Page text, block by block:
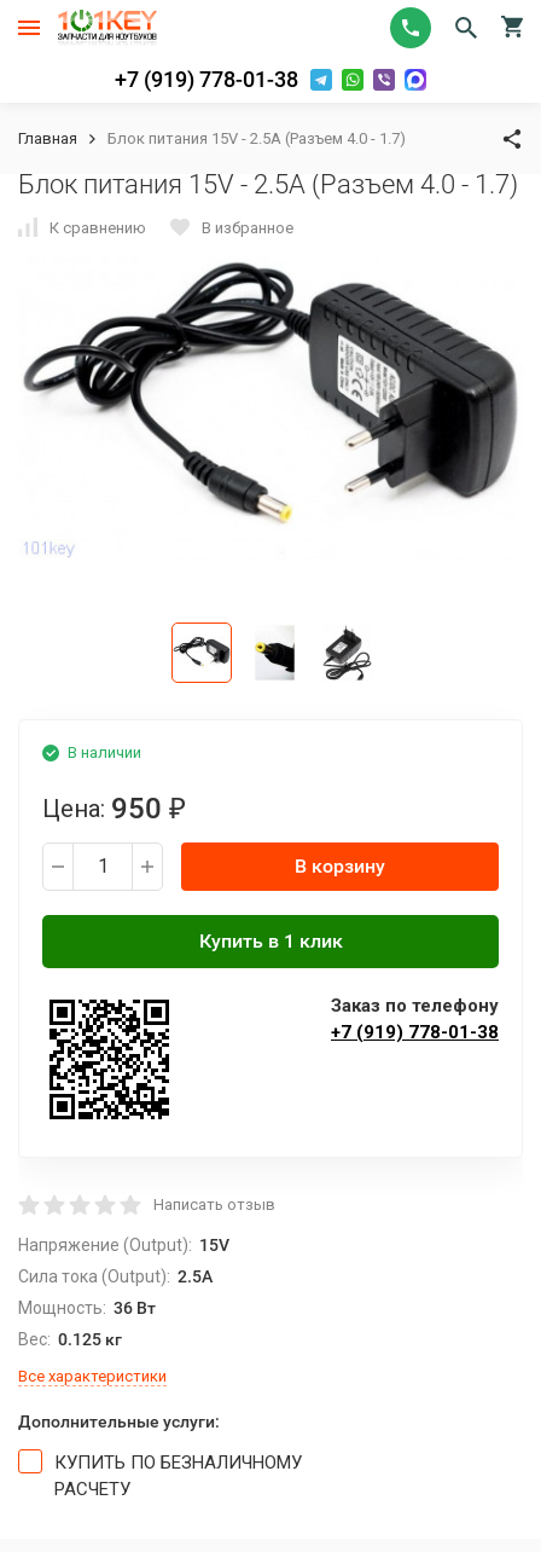
+7 (919) 778-01-38
Главная Блок питания 15V - 2.5A (Разъем 4.0 - 1.7)
Блок питания 15V - 2.5A (Разъем 4.0 - 1.7)
К сравнению В избранное
В наличии
Цена: 950 ₽
В корзину
Заказ по телефону
+7 (919) 778-01-38
Написать отзыв
Напряжение (Output): 15V
Сила тока (Output): 2.5A
Мощность: 36 Вт
Вес: 0.125 кг
Все характеристики
Дополнительные услуги:
КУПИТЬ ПО БЕЗНАЛИЧНОМУ
РАСЧЕТУ